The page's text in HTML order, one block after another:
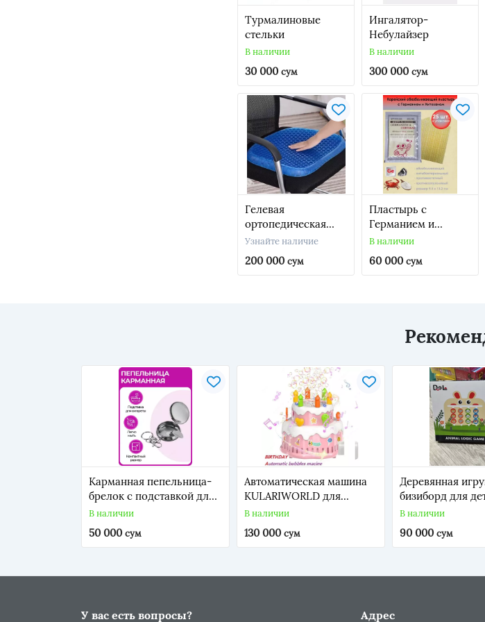
из темно-синего
полиэстера/х
Турмалиновые
стельки
В наличии
30 000сум
Ингалятор-
Небулайзер
В наличии
300 000сум
Гелевая
ортопедическая
подушка Egg Sitter
для сидения
(38,5*34*3,5 см)
Узнайте наличие
200 000сум
Пластырь с
Германием и
Хитозаном
В наличии
60 000сум
Карманная пепельница-
брелок с подставкой для
сигареты
В наличии
50 000 сум
Автоматическая машина
KULARIWORLD для
пускания мыльных
пузырей на торт ко дню
рождения (розовый)
В наличии
130 000 сум
Деревянная
бизиборд для
методу
В наличии
90 000 сум
У вас есть вопросы? Адрес